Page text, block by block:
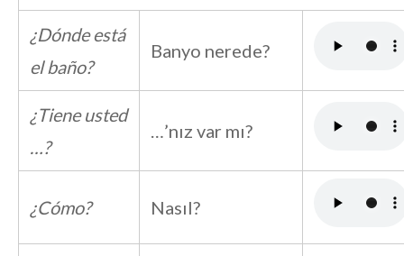
¿Dónde está
el baño?
Banyo nerede?
¿Tiene usted
…?
…’nız var mı?
¿Cómo? Nasıl?